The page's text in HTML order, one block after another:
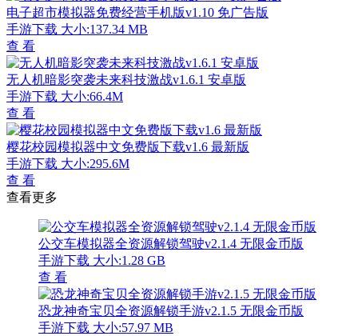
电子超市模拟器免费经营手机版v1.10 免广告版
手游下载 大小:137.34 MB
查 看
无人机暗影突袭未来科技激战v1.6.1 安卓版
手游下载 大小:66.4M
查 看
樱花校园模拟器中文免费版下载v1.6 最新版
手游下载 大小:295.6M
查 看
查看更多
公交车模拟器全资源解锁驾驶v2.1.4 无限金币版
手游下载 大小:1.28 GB
查 看
恐龙神奇宝贝全资源解锁手游v2.1.5 无限金币版
手游下载 大小:57.97 MB